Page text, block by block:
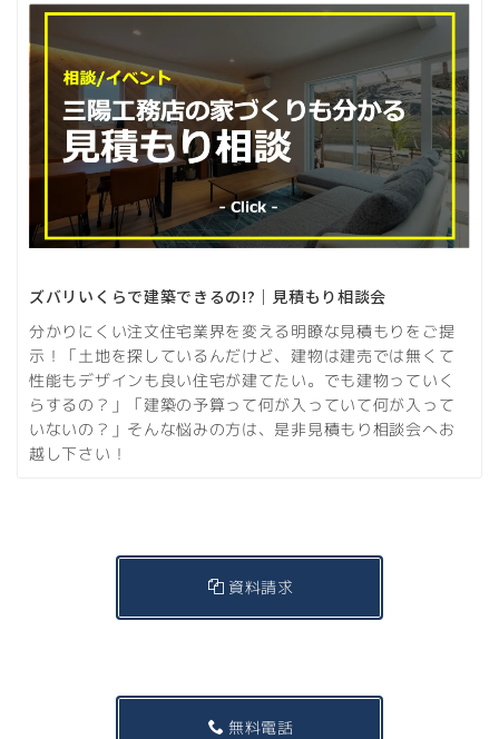
ズバリいくらで建築できるの!?｜見積もり相談会
分かりにくい注文住宅業界を変える明瞭な見積もりをご提
示！「土地を探しているんだけど、建物は建売では無くて
性能もデザインも良い住宅が建てたい。でも建物っていく
らするの？」「建築の予算って何が入っていて何が入って
いないの？」そんな悩みの方は、是非見積もり相談会へお
越し下さい！
資料請求
無料電話